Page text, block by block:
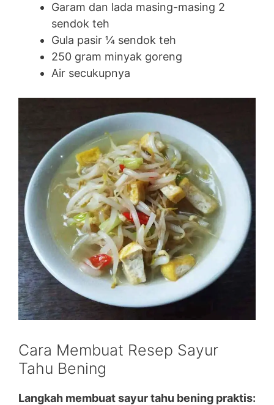
Garam dan lada masing-masing 2
sendok teh
Gula pasir ¼ sendok teh
250 gram minyak goreng
Air secukupnya
Cara Membuat Resep Sayur
Tahu Bening
Langkah membuat sayur tahu bening praktis: